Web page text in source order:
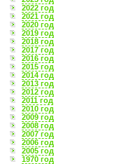
2022 год
2021 год
2020 год
2019 год
2018 год
2017 год
2016 год
2015 год
2014 год
2013 год
2012 год
2011 год
2010 год
2009 год
2008 год
2007 год
2006 год
2005 год
1970 год